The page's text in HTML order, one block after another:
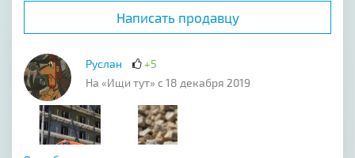
Написать продавцу
Руслан
+5
На «Ищи тут» с 18 декабря 2019